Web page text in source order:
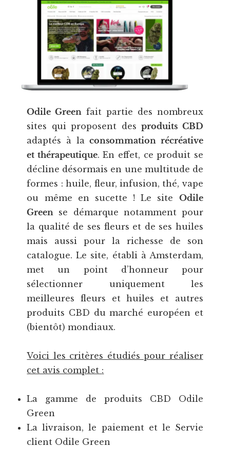
Odile Green fait partie des nombreux
sites qui proposent desproduits CBD
adaptés à laconsommation récréative
et thérapeutique. En effet, ce produit se
décline désormais en une multitude de
formes : huile, fleur, infusion, thé, vape
ou même en sucette ! Le site Odile
Green se démarque notamment pour
la qualité de ses fleurs et de ses huiles
mais aussi pour la richesse de son
catalogue. Le site, établi à Amsterdam,
met un point d’honneur pour
sélectionner uniquement les
meilleures fleurs et huiles et autres
produits CBD du marché européen et
(bientôt) mondiaux.
Voici les critères étudiés pour réaliser
cet avis complet :
La gamme de produits CBD Odile
Green
La livraison, le paiement et le Servie
client Odile Green